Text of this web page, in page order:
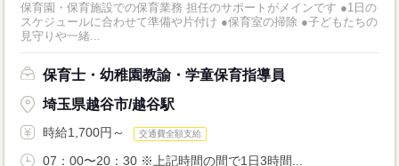
保育園・保育施設での保育業務 担任のサポートがメインです ●1日の
スケジュールに合わせて準備や片付け ●保育室の掃除 ●子どもたちの
見守りや一緒...
保育士・幼稚園教諭・学童保育指導員
埼玉県越谷市/越谷駅
時給1,700円～ 交通費全額支給
07：00〜20：30 ※上記時間の間で1日3時間...